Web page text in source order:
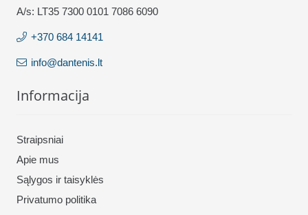
A/s: LT35 7300 0101 7086 6090
+370 684 14141
info@dantenis.lt
Informacija
Straipsniai
Apie mus
Sąlygos ir taisyklės
Privatumo politika